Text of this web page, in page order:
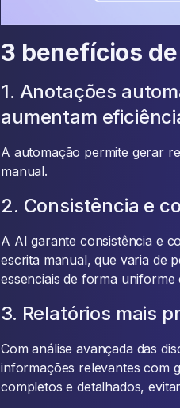
3 benefícios
1. Anotações
aumentam
A automação permite gerar
manual.
2. Consistência e
A AI garante consistência e
escrita manual, que varia de
essenciais de forma uniforme
3. Relatórios mais
Com análise avançada das
informações relevantes com
completos e detalhados,